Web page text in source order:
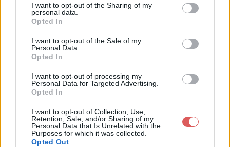
I want to opt-out of the Sharing of my
personal data.
Opted In
I want to opt-out of the Sale of my
Personal Data.
Opted In
I want to opt-out of processing my
Personal Data for Targeted Advertising.
Opted In
I want to opt-out of Collection, Use,
Retention, Sale, and/or Sharing of my
Personal Data that Is Unrelated with the
Purposes for which it was collected.
Opted Out
Partager le fichier UAM-crap.jpg
sur le Web et les réseaux
sociaux: